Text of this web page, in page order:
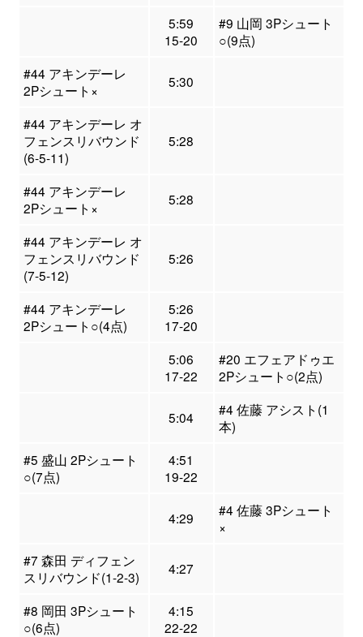
5:59
15-20
#9 山岡 3Pシュート
○(9点)
#44 アキンデーレ
2Pシュート×
5:30
#44 アキンデーレ オ
フェンスリバウンド
(6-5-11)
5:28
#44 アキンデーレ
2Pシュート×
5:28
#44 アキンデーレ オ
フェンスリバウンド
(7-5-12)
5:26
#44 アキンデーレ
2Pシュート○(4点)
5:26
17-20
5:06
17-22
#20 エフェアドゥエ
2Pシュート○(2点)
5:04
#4 佐藤 アシスト(1
本)
#5 盛山 2Pシュート
○(7点)
4:51
19-22
4:29
#4 佐藤 3Pシュート
×
#7 森田 ディフェン
スリバウンド(1-2-3)
4:27
#8 岡田 3Pシュート
○(6点)
4:15
22-22